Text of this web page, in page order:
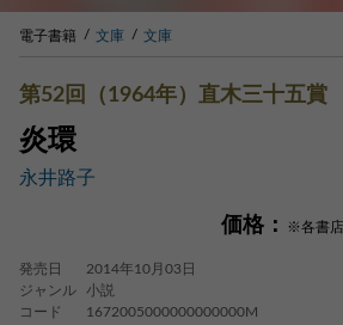
電子書籍 文庫 文庫
第52回（1964年）直木三十五賞
炎環
永井路子
価格： ※各書
発売日
2014年10月03日
ジャンル
小説
コード
1672005000000000000M